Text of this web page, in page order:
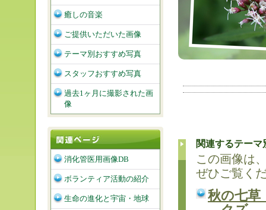
関連するテーマ
この画像は
ぜひご覧く
秋の七草
癒しの音楽
ご提供いただいた画像
テーマ別おすすめ写真
スタッフおすすめ写真
過去1ヶ月に撮影された画
像
消化管医用画像DB
ボランティア活動の紹介
生命の進化と宇宙・地球